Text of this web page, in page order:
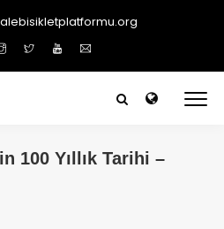
100 Yıllık Tarihi –